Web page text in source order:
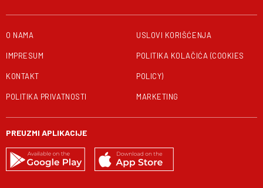
O NAMA
IMPRESUM
KONTAKT
POLITIKA PRIVATNOSTI
USLOVI KORIŠĆENJA
POLITIKA KOLAČIĆA (COOKIES
POLICY)
MARKETING
PREUZMI APLIKACIJE